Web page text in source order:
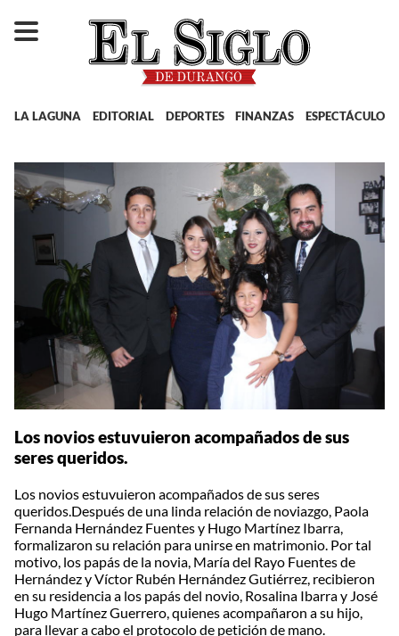
LA LAGUNA EDITORIAL DEPORTES FINANZAS ESPECTÁCULOS
Los novios estuvuieron acompañados de sus
seres queridos.
Los novios estuvuieron acompañados de sus seres
queridos.Después de una linda relación de noviazgo, Paola
Fernanda Hernández Fuentes y Hugo Martínez Ibarra,
formalizaron su relación para unirse en matrimonio. Por tal
motivo, los papás de la novia, María del Rayo Fuentes de
Hernández y Víctor Rubén Hernández Gutiérrez, recibieron
en su residencia a los papás del novio, Rosalina Ibarra y José
Hugo Martínez Guerrero, quienes acompañaron a su hijo,
para llevar a cabo el protocolo de petición de mano.